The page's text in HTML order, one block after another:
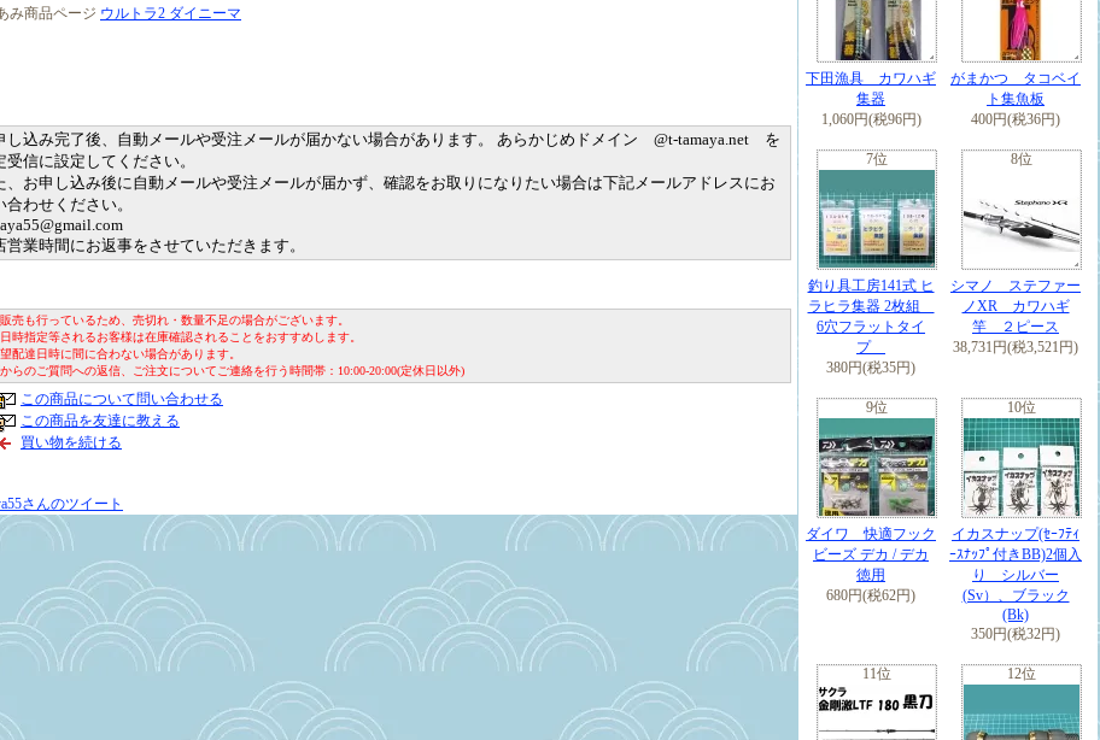
み商品ページ ウルトラ2 ダイニーマ
し込み完了後、自動メールや受注メールが届かない場合があります。 あらかじめドメイン @t-tamaya.net を
受信に設定してください。
、お申し込み後に自動メールや受注メールが届かず、確認をお取りになりたい場合は下記メールアドレスにお
合わせください。
営業時間にお返事をさせていただきます。
売も行っているため、売切れ・数量不足の場合がございます。
時指定等されるお客様は在庫確認されることをおすすめします。
配達日時に間に合わない場合があります。
らのご質問への返信、ご注文についてご連絡を行う時間帯：10:00-20:00(定休日以外)
この商品について問い合わせる
この商品を友達に教える
買い物を続ける
さんのツイート
下田漁具 カワハギ
集器
1,060円(税96円)
がまかつ タコベイ
ト集魚板
400円(税36円)
7位
釣り具工房141式 ヒ
ラヒラ集器 2枚組
6穴フラットタイ
プ
380円(税35円)
8位
シマノ ステファー
ノXR カワハギ
竿 ２ピース
38,731円(税3,521円)
9位
ダイワ 快適フック
ビーズ デカ / デカ
徳用
680円(税62円)
10位
イカスナップ(ｾｰﾌﾃｨ
ｰｽﾅｯﾌﾟ付きBB)2個入
り シルバー
(Sv）、ブラック
(Bk)
350円(税32円)
11位 12位